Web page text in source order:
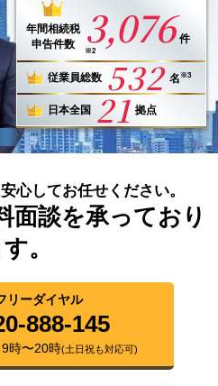
年間相続税
申告件数
3,076 件
※2
従業員総数 532 名 ※3
日本全国 21 拠点
心してお任せください。
面談を承っており
。
リーダイヤル
888-145
時〜20時(土日祝も対応可)